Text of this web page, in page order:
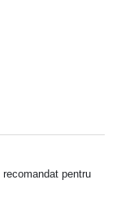
, recomandat pentru